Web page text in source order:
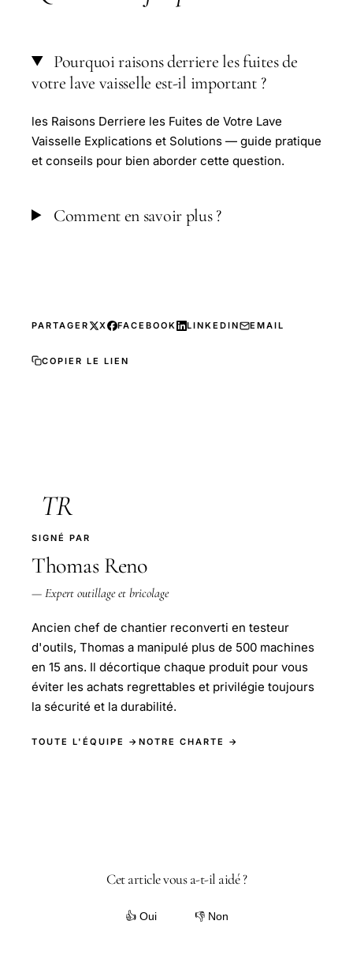
Pourquoi raisons derriere les fuites de
votre lave vaisselle est-il important ?
les Raisons Derriere les Fuites de Votre Lave
Vaisselle Explications et Solutions — guide pratique
et conseils pour bien aborder cette question.
Comment en savoir plus ?
PARTAGER X FACEBOOK LINKEDIN EMAIL
COPIER LE LIEN
TR
SIGNÉ PAR
Thomas Reno
— Expert outillage et bricolage
Ancien chef de chantier reconverti en testeur
d'outils, Thomas a manipulé plus de 500 machines
en 15 ans. Il décortique chaque produit pour vous
éviter les achats regrettables et privilégie toujours
la sécurité et la durabilité.
TOUTE L'ÉQUIPE → NOTRE CHARTE →
Cet article vous a-t-il aidé ?
👍 Oui 👎 Non